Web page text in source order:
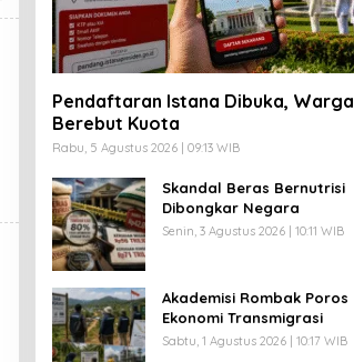
Pendaftaran Istana Dibuka, Warga
Berebut Kuota
Rabu, 5 Agustus 2026 | 09:13 WIB
Skandal Beras Bernutrisi
Dibongkar Negara
Senin, 3 Agustus 2026 | 10:11 WIB
Akademisi Rombak Poros
Ekonomi Transmigrasi
Sabtu, 1 Agustus 2026 | 10:17 WIB